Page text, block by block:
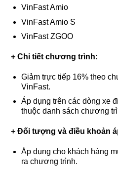
VinFast Amio
VinFast Amio S
VinFast ZGOO
+ Chi tiết chương trình:
Giảm trực tiếp 16% theo
VinFast.
Áp dụng trên các dòng xe
thuộc danh sách chương
+ Đối tượng và điều khoản
Áp dụng cho khách hàng
ra chương trình.